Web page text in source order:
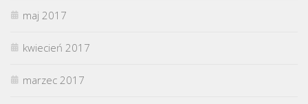
maj 2017
kwiecień 2017
marzec 2017